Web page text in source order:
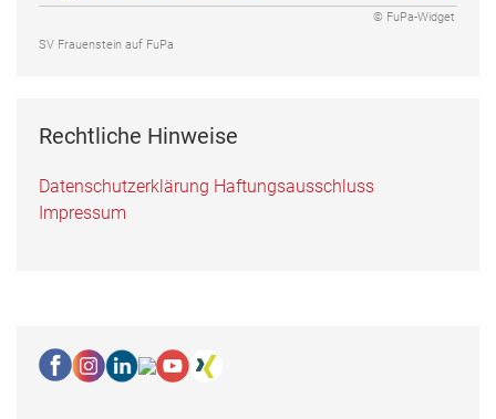
© FuPa-Widget
SV Frauenstein auf FuPa
Rechtliche Hinweise
Datenschutzerklärung Haftungsausschluss
Impressum